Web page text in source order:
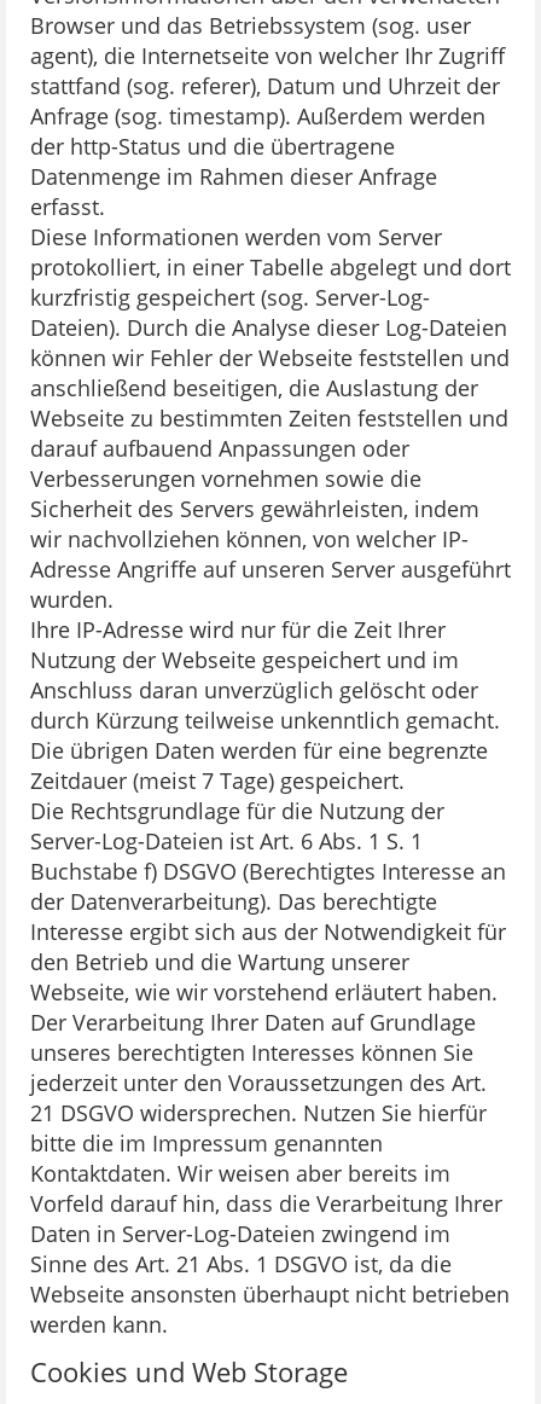
Browser und das Betriebssystem (sog. user
agent), die Internetseite von welcher Ihr Zugriff
stattfand (sog. referer), Datum und Uhrzeit der
Anfrage (sog. timestamp). Außerdem werden
der http-Status und die übertragene
Datenmenge im Rahmen dieser Anfrage
erfasst.
Diese Informationen werden vom Server
protokolliert, in einer Tabelle abgelegt und dort
kurzfristig gespeichert (sog. Server-Log-
Dateien). Durch die Analyse dieser Log-Dateien
können wir Fehler der Webseite feststellen und
anschließend beseitigen, die Auslastung der
Webseite zu bestimmten Zeiten feststellen und
darauf aufbauend Anpassungen oder
Verbesserungen vornehmen sowie die
Sicherheit des Servers gewährleisten, indem
wir nachvollziehen können, von welcher IP-
Adresse Angriffe auf unseren Server ausgeführt
wurden.
Ihre IP-Adresse wird nur für die Zeit Ihrer
Nutzung der Webseite gespeichert und im
Anschluss daran unverzüglich gelöscht oder
durch Kürzung teilweise unkenntlich gemacht.
Die übrigen Daten werden für eine begrenzte
Zeitdauer (meist 7 Tage) gespeichert.
Die Rechtsgrundlage für die Nutzung der
Server-Log-Dateien ist Art. 6 Abs. 1 S. 1
Buchstabe f) DSGVO (Berechtigtes Interesse an
der Datenverarbeitung). Das berechtigte
Interesse ergibt sich aus der Notwendigkeit für
den Betrieb und die Wartung unserer
Webseite, wie wir vorstehend erläutert haben.
Der Verarbeitung Ihrer Daten auf Grundlage
unseres berechtigten Interesses können Sie
jederzeit unter den Voraussetzungen des Art.
21 DSGVO widersprechen. Nutzen Sie hierfür
bitte die im Impressum genannten
Kontaktdaten. Wir weisen aber bereits im
Vorfeld darauf hin, dass die Verarbeitung Ihrer
Daten in Server-Log-Dateien zwingend im
Sinne des Art. 21 Abs. 1 DSGVO ist, da die
Webseite ansonsten überhaupt nicht betrieben
werden kann.
Cookies und Web Storage